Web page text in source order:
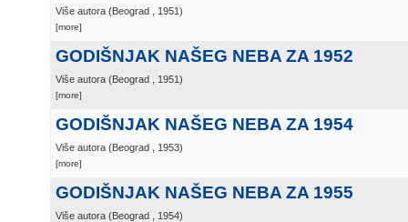
Više autora (Beograd , 1951)
[more]
GODIŠNJAK NAŠEG NEBA ZA 1952
Više autora (Beograd , 1951)
[more]
GODIŠNJAK NAŠEG NEBA ZA 1954
Više autora (Beograd , 1953)
[more]
GODIŠNJAK NAŠEG NEBA ZA 1955
Više autora (Beograd , 1954)